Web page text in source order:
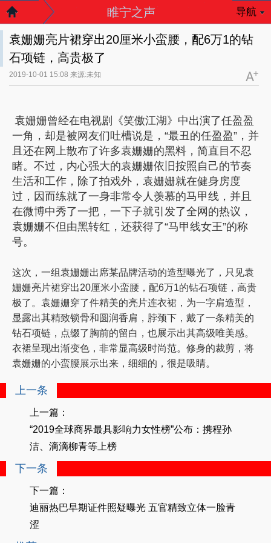
睢宁之声 导航
袁姗姗亮片裙穿出20厘米小蛮腰，配6万1的钻
石项链，高贵极了
2019-10-01 15:08 来源:未知
袁姗姗曾经在电视剧《笑傲江湖》中出演了任盈盈
一角，却是被网友们吐槽说是，“最丑的任盈盈”，并
且还在网上散布了许多袁姗姗的黑料，简直目不忍
睹。不过，内心强大的袁姗姗依旧按照自己的节奏
生活和工作，除了拍戏外，袁姗姗就在健身房度
过，因而练就了一身非常令人羡慕的马甲线，并且
在微博中秀了一把，一下子就引发了全网的热议，
袁姗姗不但由黑转红，还获得了“马甲线女王”的称
号。
这次，一组袁姗姗出席某品牌活动的造型曝光了，只见袁
姗姗亮片裙穿出20厘米小蛮腰，配6万1的钻石项链，高贵
极了。袁姗姗穿了件精美的亮片连衣裙，为一字肩造型，
显露出其精致锁骨和圆润香肩，脖颈下，戴了一条精美的
钻石项链，点缀了胸前的留白，也展示出其高级唯美感。
衣裙呈现出渐变色，非常显高级时尚范。修身的裁剪，将
袁姗姗的小蛮腰展示出来，细细的，很是吸睛。
上一条
上一篇：
“2019全球商界最具影响力女性榜”公布：携程孙
洁、滴滴柳青等上榜
下一条
下一篇：
迪丽热巴早期证件照疑曝光 五官精致立体一脸青
涩